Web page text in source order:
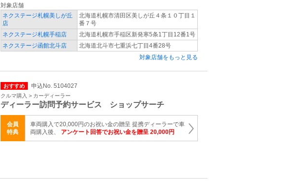
対象店舗
ネクステージ札幌美しが丘
店
北海道札幌市清田区美しが丘４条１０丁目１
番７号
ネクステージ札幌手稲店
北海道札幌市手稲区新発寒5条1丁目12番1号
ネクステージ函館北斗店
北海道北斗市七重浜七丁目4番28号
対象店舗をもっと見る
おすすめ 申込No. 5104027
クルマ購入 > カーディーラー
ディーラー訪問予約サービス ショップサーチ
会員
特典
車両購入で20,000円のお祝い金の贈呈 提携ディーラーで車
両購入後、 アンケート回答でお祝い金を贈呈 20,000円